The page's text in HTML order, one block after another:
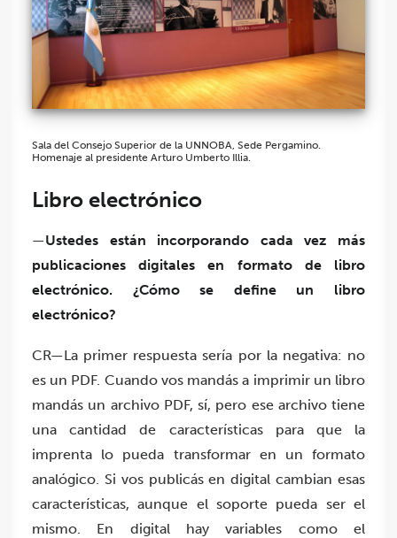
Sala del Consejo Superior de la UNNOBA, Sede Pergamino.
Homenaje al presidente Arturo Umberto Illia.
Libro electrónico
—Ustedes están incorporando cada vez más
publicaciones digitales en formato de libro
electrónico. ¿Cómo se define un libro
electrónico?
CR—La primer respuesta sería por la negativa: no
es un PDF. Cuando vos mandás a imprimir un libro
mandás un archivo PDF, sí, pero ese archivo tiene
una cantidad de características para que la
imprenta lo pueda transformar en un formato
analógico. Si vos publicás en digital cambian esas
características, aunque el soporte pueda ser el
mismo. En digital hay variables como el